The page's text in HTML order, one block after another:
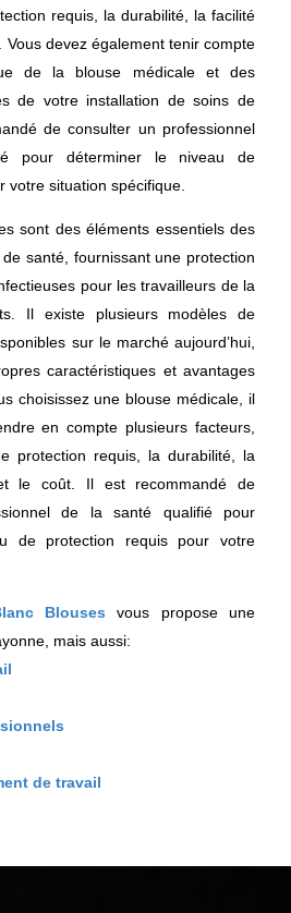
requis, la durabilité, la facilité
Vous devez également tenir compte
de la blouse médicale et des
de votre installation de soins de
de consulter un professionnel
pour déterminer le niveau de
votre situation spécifique.
sont des éléments essentiels des
santé, fournissant une protection
pour les travailleurs de la
Il existe plusieurs modèles de
sur le marché aujourd’hui,
caractéristiques et avantages
choisissez une blouse médicale, il
en compte plusieurs facteurs,
protection requis, la durabilité, la
le coût. Il est recommandé de
de la santé qualifié pour
de protection requis pour votre
Blouses vous propose une
mais aussi:
de travail